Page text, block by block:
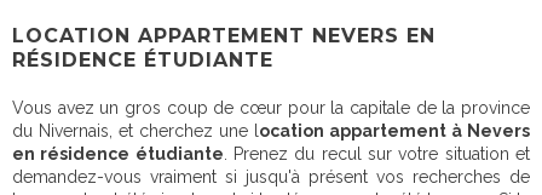
LOCATION APPARTEMENT NEVERS EN
RÉSIDENCE ÉTUDIANTE
Vous avez un gros coup de cœur pour la capitale de la province
du Nivernais, et cherchez une l ocation appartement à Nevers
en résidence étudiante . Prenez du recul sur votre situation et
demandez-vous vraiment si jusqu'à présent vos recherches de